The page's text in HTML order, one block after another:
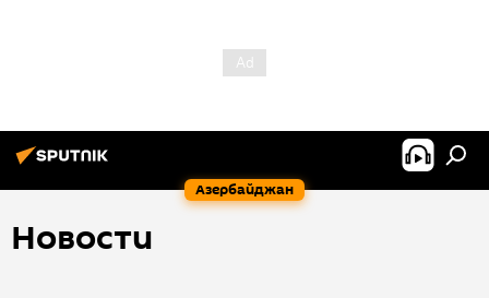
Азербайджан
Новости